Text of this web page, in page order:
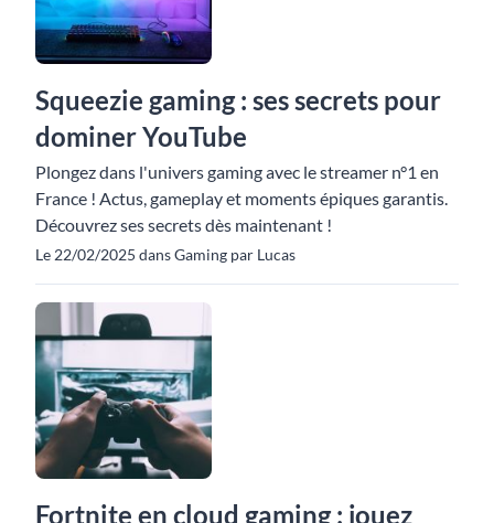
Squeezie gaming : ses secrets pour
dominer YouTube
Plongez dans l'univers gaming avec le streamer n°1 en
France ! Actus, gameplay et moments épiques garantis.
Découvrez ses secrets dès maintenant !
Le 22/02/2025 dans Gaming par Lucas
Fortnite en cloud gaming : jouez